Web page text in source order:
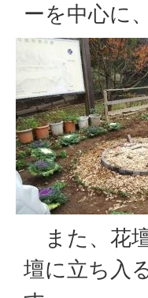
ーを中心に
また、花
壇に立ち入